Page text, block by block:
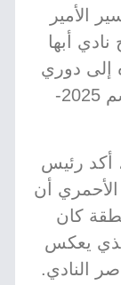
الأمير
أبها
إلى دوري
روشن السعودي للمحترفين للموسم 2025-
أكد رئيس
أن
كان
الذي يعكس
النادي.